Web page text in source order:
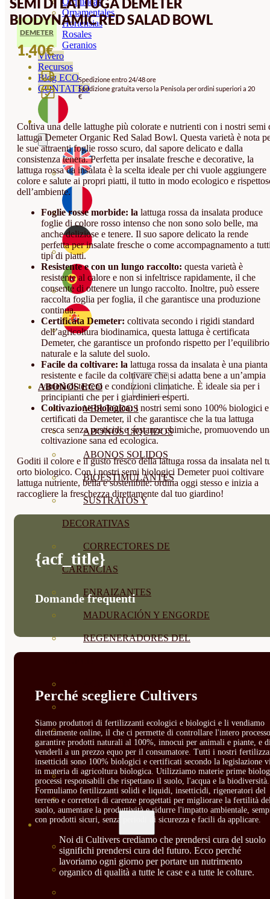
Ornamentales
Hortensias
Rosales
Geranios
Vivero
Recursos
Blog ECO
CONTATTO
ABONOS ECO
VER TODOS
ABONOS LÍQUIDOS
ABONOS SOLIDOS
BIOESTIMULANTES
SUSTRATOS Y
DECORATIVAS
CORRECTORES DE
CARENCIAS
ENRAIZANTES
MADURACIÓN Y ENGORDE
REGENERADORES DEL
MATERIAS PRIMAS
PROTECCIÓN CULTIVOS Y
PLANTAS
PLANTAS INTERIOR
GROWPUNCH
SEMILLAS
VER TODAS
BIODINÁMICAS DEMETER
BIODYNAMIC RED SALAD BOWL
DEMETER
1.40€
Spedizione entro 24/48 ore
Spedizione gratuita verso la Penisola per ordini superiori a 20
€
Coltiva una delle lattughe più colorate e nutrienti con i nostri semi
lattuga Demeter Organic Red Salad Bowl. Questa varietà è nota
le sue attraenti foglie rosso scuro, dal sapore delicato e dalla
consistenza tenera. Perfetta per insalate fresche e decorative, la
lattuga rossa da insalata è la scelta ideale per chi vuole aggiungere
colore e salute ai propri piatti, il tutto in modo ecologico e
dell’ambiente.
Foglie rosse morbide: la lattuga rossa da insalata produce
foglie di colore rosso intenso che non sono solo belle, ma
anche deliziose e tenere. Il suo sapore delicato la rende
perfetta per insalate fresche o come accompagnamento a
tipi di piatti.
Resistente e con un lungo raccolto: questa varietà è
resistente al calore e non si infeltrisce rapidamente, il che
consente di ottenere un lungo raccolto. Inoltre, può essere
raccolta foglia per foglia, il che garantisce una produzione
continua.
Certificata Demeter: coltivata secondo i rigidi standard
dell’agricoltura biodinamica, questa lattuga è certificata
Demeter, che garantisce un profondo rispetto per l’equilibrio
naturale e la salute del suolo.
Facile da coltivare: la lattuga rossa da insalata è una pianta
resistente e facile da coltivare che si adatta bene a un’ampia
varietà di terreni e condizioni climatiche. È ideale sia per i
principianti che per i giardinieri esperti.
Coltivazione biologica:i nostri semi sono 100% biologici e
certificati da Demeter, il che garantisce che la tua lattuga
cresca senza pesticidi e sostanze chimiche, promuovendo
coltivazione sana ed ecologica.
Goditi il colore e il gusto fresco della lattuga rossa da insalata nel
orto biologico. Con i nostri semi biologici Demeter puoi coltivare
lattuga nutriente, bella e sostenibile: ordina oggi stesso e inizia a
raccogliere la freschezza direttamente dal tuo giardino!
{acf_title}
Domande frequenti
Perché scegliere Cultivers
Siamo produttori di fertilizzanti ecologici e biologici e li vendiamo
direttamente online, il che ci permette di controllare l'intero
garantire prodotti naturali al 100%, innocui per animali e piante, e
venderli a un prezzo equo per il consumatore. Tutti i nostri
insetticidi sono 100% biologici e certificati secondo la legislazione
in materia di agricoltura biologica. Utilizziamo materie prime
processi responsabili che rispettano il suolo, l'acqua e la biodiversità.
Formuliamo fertilizzanti solidi e liquidi, insetticidi, rigeneratori del
terreno e correttori di carenze progettati per migliorare la fertilità
suolo, aumentare la produttività e ridurre l'impatto ambientale,
con prodotti sicuri, senza periodi di sicurezza e facili da applicare.
Noi di Cultivers crediamo che prendersi cura del suolo
significhi prendersi cura del futuro. Ecco perché
lavoriamo ogni giorno per portare un nutrimento
organico di qualità a tutte le case e a tutte le colture.